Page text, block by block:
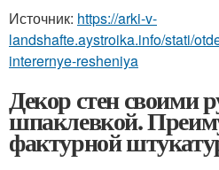
Источник: https://arki-v-
landshafte.aystroika.info/stati/
interernye-resheniya
Декор стен своими
шпаклевкой.
фактурной